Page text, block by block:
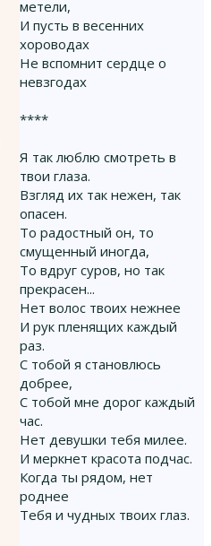
метели,
И пусть в весенних
хороводах
Не вспомнит сердце о
невзгодах
****
Я так люблю смотреть в
твои глаза.
Взгляд их так нежен, так
опасен.
То радостный он, то
смущенный иногда,
То вдруг суров, но так
прекрасен...
Нет волос твоих нежнее
И рук пленящих каждый
раз.
С тобой я становлюсь
добрее,
С тобой мне дорог каждый
час.
Нет девушки тебя милее.
И меркнет красота подчас.
Когда ты рядом, нет
роднее
Тебя и чудных твоих глаз.